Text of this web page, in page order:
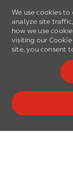
We use cookies
analyze site
how we use
visiting our
site, you consent
Skip to main